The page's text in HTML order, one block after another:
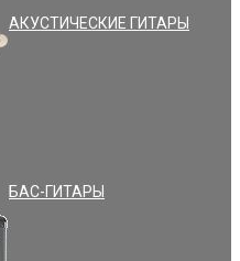
АКУСТИЧЕСКИЕ ГИТАРЫ
БАС-ГИТАРЫ